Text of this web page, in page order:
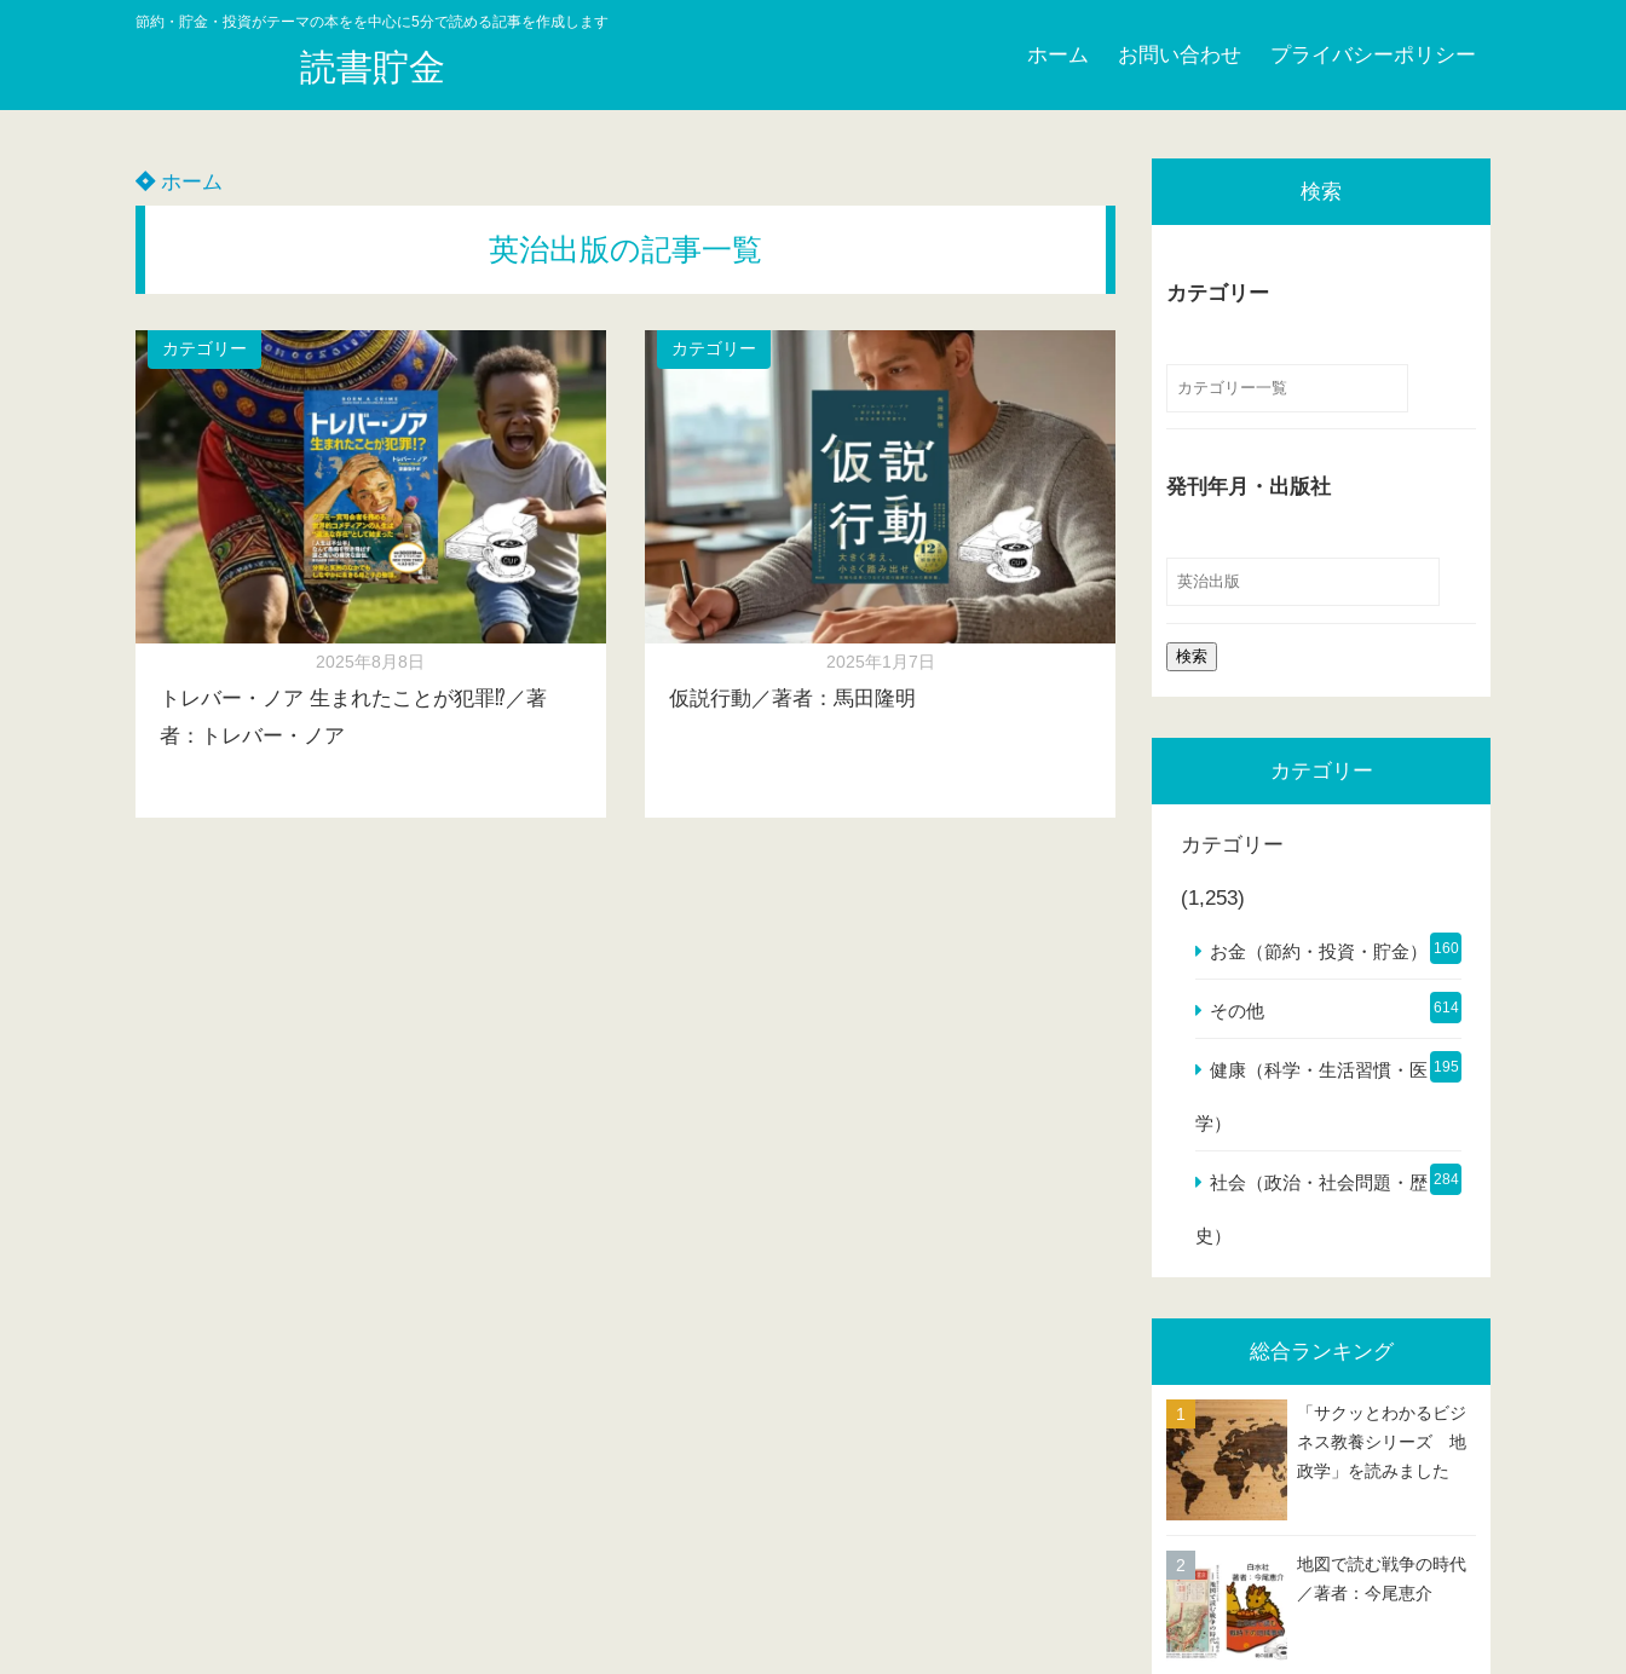
節約・貯金・投資がテーマの本をを中心に5分で読める記事を作成します
読書貯金 ホーム お問い合わせ プライバシーポリシー
ホーム
英治出版の記事一覧
カテゴリー
2025年8月8日
トレバー・ノア 生まれたことが犯罪⁉／著
者：トレバー・ノア
カテゴリー
2025年1月7日
仮説行動／著者：馬田隆明
検索
カテゴリー
発刊年月・出版社
カテゴリー
カテゴリー
(1,253)
お金（節約・投資・貯金） 160
その他 614
健康（科学・生活習慣・医
学）
195
社会（政治・社会問題・歴
史）
284
総合ランキング
「サクッとわかるビジ
ネス教養シリーズ 地
政学」を読みました
地図で読む戦争の時代
／著者：今尾恵介